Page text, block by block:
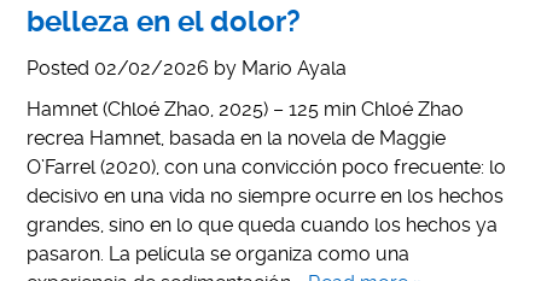
belleza en el dolor?
Posted 02/02/2026 by Mario Ayala
Hamnet (Chloé Zhao, 2025) – 125 min Chloé Zhao
recrea Hamnet, basada en la novela de Maggie
O’Farrel (2020), con una convicción poco frecuente: lo
decisivo en una vida no siempre ocurre en los hechos
grandes, sino en lo que queda cuando los hechos ya
pasaron. La película se organiza como una